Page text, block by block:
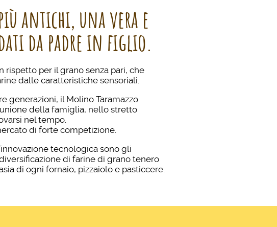
antichi, una vera e
da padre in figlio.
rispetto per il grano senza pari, che
dalle caratteristiche sensoriali.
generazioni, il Molino Taramazzo
della famiglia, nello stretto
nel tempo.
di forte competizione.
tecnologica sono gli
di farine di grano tenero
di ogni fornaio, pizzaiolo e pasticcere.